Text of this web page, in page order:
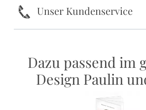
k Unser Kundenservice
Dazu passend im
Design Paulin